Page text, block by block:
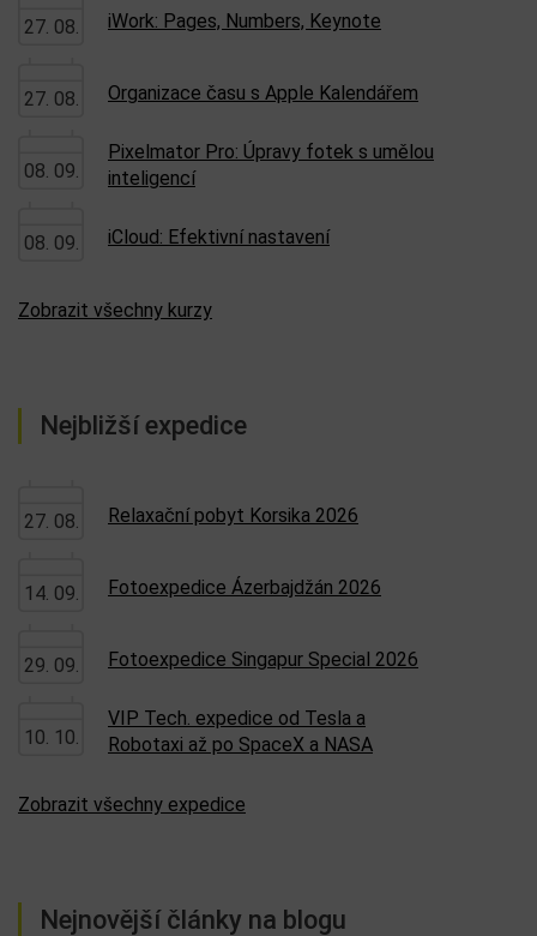
27. 08. iWork: Pages, Numbers, Keynote
27. 08. Organizace času s Apple Kalendářem
08. 09.
Pixelmator Pro: Úpravy fotek s umělou
inteligencí
08. 09. iCloud: Efektivní nastavení
Zobrazit všechny kurzy
Nejbližší expedice
27. 08. Relaxační pobyt Korsika 2026
14. 09. Fotoexpedice Ázerbajdžán 2026
29. 09. Fotoexpedice Singapur Special 2026
10. 10.
VIP Tech. expedice od Tesla a
Robotaxi až po SpaceX a NASA
Zobrazit všechny expedice
Nejnovější články na blogu